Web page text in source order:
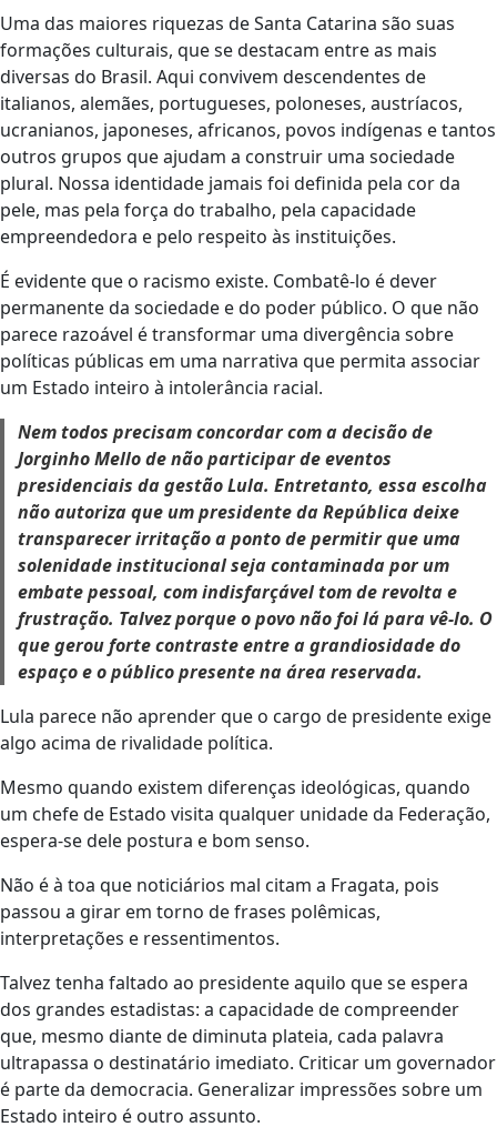
Uma das maiores riquezas de Santa Catarina são suas
formações culturais, que se destacam entre as mais
diversas do Brasil. Aqui convivem descendentes de
italianos, alemães, portugueses, poloneses, austríacos,
ucranianos, japoneses, africanos, povos indígenas e tantos
outros grupos que ajudam a construir uma sociedade
plural. Nossa identidade jamais foi definida pela cor da
pele, mas pela força do trabalho, pela capacidade
empreendedora e pelo respeito às instituições.
É evidente que o racismo existe. Combatê-lo é dever
permanente da sociedade e do poder público. O que não
parece razoável é transformar uma divergência sobre
políticas públicas em uma narrativa que permita associar
um Estado inteiro à intolerância racial.
Nem todos precisam concordar com a decisão de
Jorginho Mello de não participar de eventos
presidenciais da gestão Lula. Entretanto, essa escolha
não autoriza que um presidente da República deixe
transparecer irritação a ponto de permitir que uma
solenidade institucional seja contaminada por um
embate pessoal, com indisfarçável tom de revolta e
frustração. Talvez porque o povo não foi lá para vê-lo. O
que gerou forte contraste entre a grandiosidade do
espaço e o público presente na área reservada.
Lula parece não aprender que o cargo de presidente exige
algo acima de rivalidade política.
Mesmo quando existem diferenças ideológicas, quando
um chefe de Estado visita qualquer unidade da Federação,
espera-se dele postura e bom senso.
Não é à toa que noticiários mal citam a Fragata, pois
passou a girar em torno de frases polêmicas,
interpretações e ressentimentos.
Talvez tenha faltado ao presidente aquilo que se espera
dos grandes estadistas: a capacidade de compreender
que, mesmo diante de diminuta plateia, cada palavra
ultrapassa o destinatário imediato. Criticar um governador
é parte da democracia. Generalizar impressões sobre um
Estado inteiro é outro assunto.